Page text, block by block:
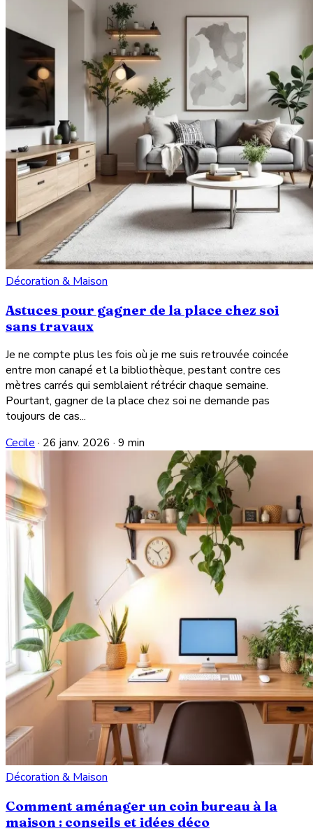
Décoration & Maison
Astuces pour gagner de la place chez soi
sans travaux
Je ne compte plus les fois où je me suis retrouvée coincée
entre mon canapé et la bibliothèque, pestant contre ces
mètres carrés qui semblaient rétrécir chaque semaine.
Pourtant, gagner de la place chez soi ne demande pas
toujours de cas...
Cecile · 26 janv. 2026 · 9 min
Décoration & Maison
Comment aménager un coin bureau à la
maison : conseils et idées déco